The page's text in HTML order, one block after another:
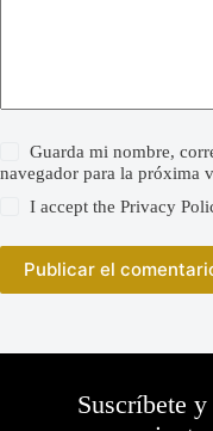
Guarda mi nombre,
navegador para la próxima
I accept thePrivacy
Publicar el
Suscríbete